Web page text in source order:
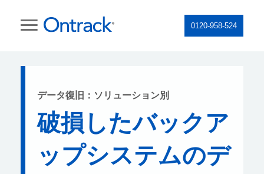
0120-958-524
データ復旧：ソリューション別
破損したバックア
ップシステムのデ